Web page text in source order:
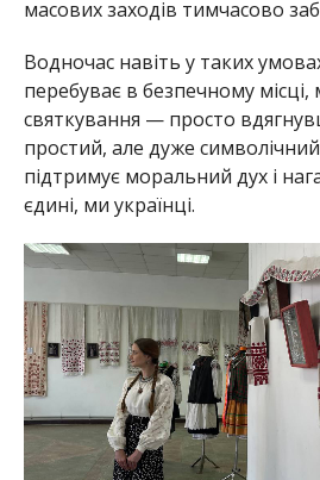
масових заходів тимчасово
Водночас навіть у таких
перебуває в безпечному
святкування — просто
простий, але дуже
підтримує моральний дух і
єдині, ми українці.